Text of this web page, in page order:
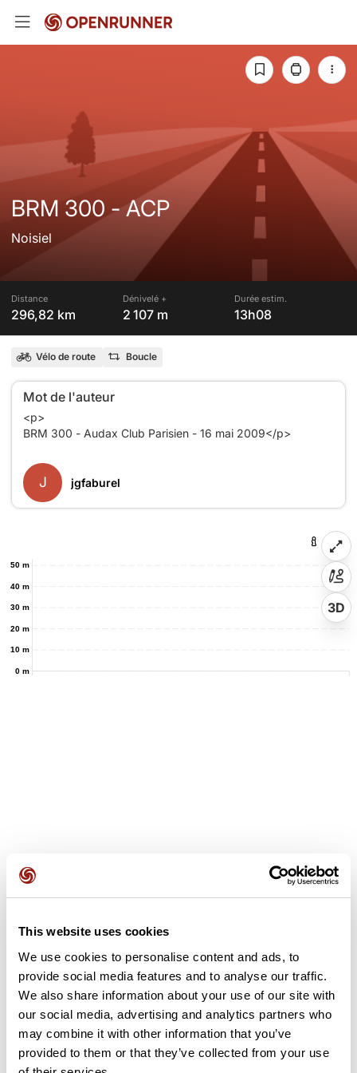
This website uses cookies
We use cookies to personalise content and ads, to
provide social media features and to analyse our traffic.
We also share information about your use of our site with
our social media, advertising and analytics partners who
may combine it with other information that you’ve
provided to them or that they’ve collected from your use
BRM 300 - ACP
Noisiel
Distance
296,82 km
Dénivelé +
2 107 m
Durée estim.
13h08
Vélo de route Boucle
Mot de l'auteur
<p>
BRM 300 - Audax Club Parisien - 16 mai 2009</p>
J jgfaburel
0 m
10 m
20 m
30 m
40 m
50 m
3D
Avis des utilisateurs
Soyez le premier à ajouter un avis !
Ajouter un avis